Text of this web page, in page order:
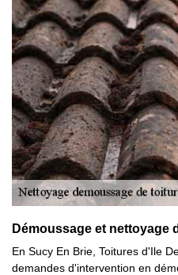
Démoussage et nettoyage
En Sucy En Brie, Toitures d'Ile
demandes d'intervention en